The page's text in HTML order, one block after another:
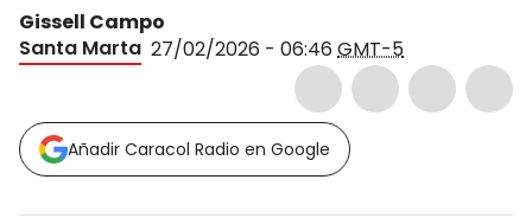
Gissell Campo
Santa Marta 27/02/2026 - 06:46 GMT-5
Añadir Caracol Radio en Google